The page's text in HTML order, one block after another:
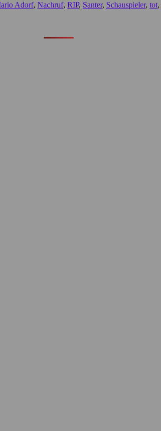
Adorf, Nachruf, RIP, Santer, Schauspieler, tot,